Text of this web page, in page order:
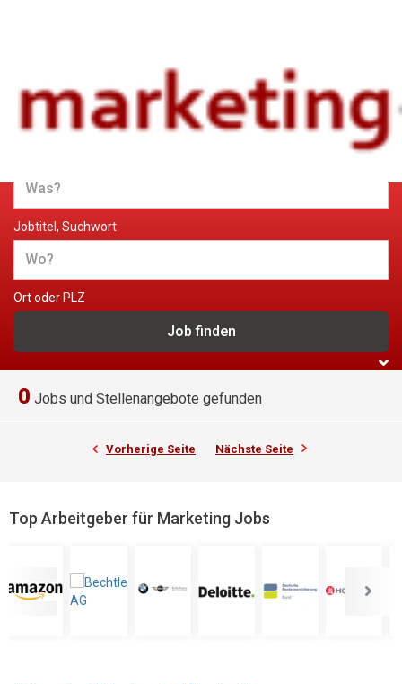
Jobs und Stellenangebote im
Marketing
Jobtitel, Suchwort
Ort oder PLZ
0 Jobs und Stellenangebote gefunden
Vorherige Seite Nächste Seite
Top Arbeitgeber für Marketing Jobs